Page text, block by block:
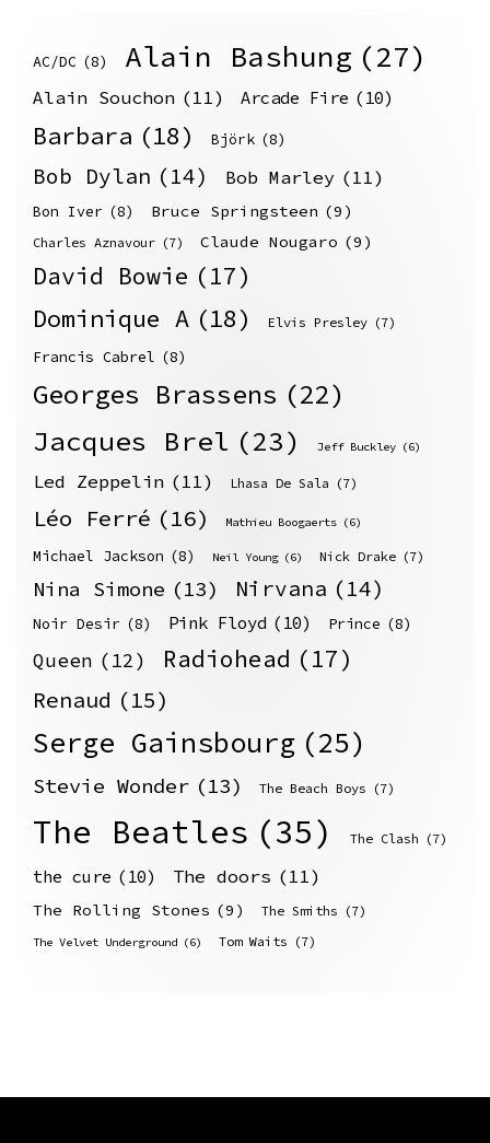
AC/DC (8) Alain Bashung (27)
Alain Souchon (11) Arcade Fire (10)
Barbara (18) Björk (8)
Bob Dylan (14) Bob Marley (11)
Bon Iver (8) Bruce Springsteen (9)
Charles Aznavour (7) Claude Nougaro (9)
David Bowie (17)
Dominique A (18) Elvis Presley (7)
Francis Cabrel (8)
Georges Brassens (22)
Jacques Brel (23) Jeff Buckley (6)
Led Zeppelin (11) Lhasa De Sala (7)
Léo Ferré (16) Mathieu Boogaerts (6)
Michael Jackson (8) Neil Young (6) Nick Drake (7)
Nina Simone (13) Nirvana (14)
Noir Desir (8) Pink Floyd (10) Prince (8)
Queen (12) Radiohead (17)
Renaud (15)
Serge Gainsbourg (25)
Stevie Wonder (13) The Beach Boys (7)
The Beatles (35) The Clash (7)
the cure (10) The doors (11)
The Rolling Stones (9) The Smiths (7)
The Velvet Underground (6) Tom Waits (7)